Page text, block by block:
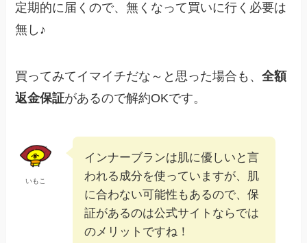
定期的に届くので、無くなって買いに行く必要は
無し♪
買ってみてイマイチだな～と思った場合も、全額
返金保証があるので解約OKです。
いもこ
インナーブランは肌に優しいと言
われる成分を使っていますが、肌
に合わない可能性もあるので、保
証があるのは公式サイトならでは
のメリットですね！